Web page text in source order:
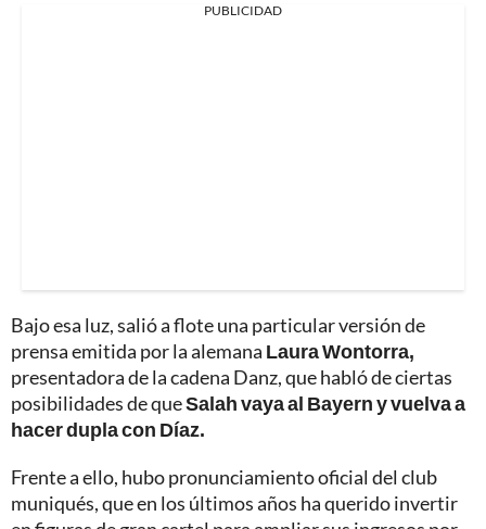
PUBLICIDAD
Bajo esa luz, salió a flote una particular versión de
prensa emitida por la alemana Laura Wontorra,
presentadora de la cadena Danz, que habló de ciertas
posibilidades de queSalah vaya al Bayern y vuelva a
hacer dupla con Díaz.
Frente a ello, hubo pronunciamiento oficial del club
muniqués, que en los últimos años ha querido invertir